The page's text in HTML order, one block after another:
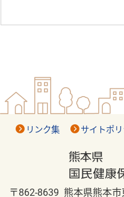
リンク集 サイトポ
〒862-8639 熊本県熊本